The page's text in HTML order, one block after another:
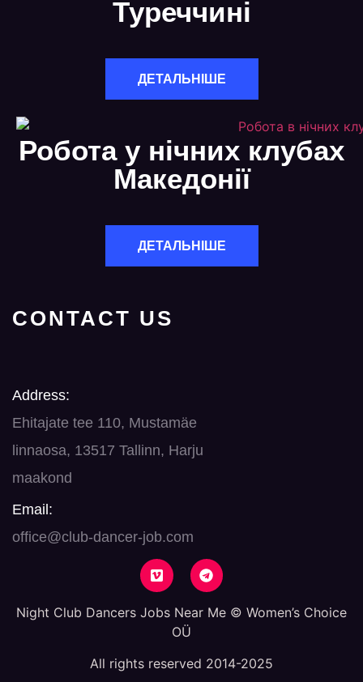
Туреччині
ДЕТАЛЬНІШЕ
Робота у нічних клубах
Македонії
ДЕТАЛЬНІШЕ
CONTACT US
Address:
Ehitajate tee 110, Mustamäe
linnaosa, 13517 Tallinn, Harju
maakond
Email:
office@club-dancer-job.com
Night Club Dancers Jobs Near Me © Women’s Choice
OÜ
All rights reserved 2014-2025